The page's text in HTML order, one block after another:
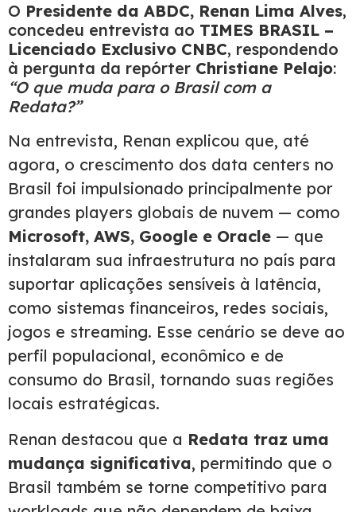
O Presidente da ABDC, Renan Lima Alves,
concedeu entrevista ao TIMES BRASIL –
Licenciado Exclusivo CNBC, respondendo
à pergunta da repórter Christiane Pelajo:
“O que muda para o Brasil com a
Redata?”
Na entrevista, Renan explicou que, até
agora, o crescimento dos data centers no
Brasil foi impulsionado principalmente por
grandes players globais de nuvem — como
Microsoft, AWS, Google e Oracle — que
instalaram sua infraestrutura no país para
suportar aplicações sensíveis à latência,
como sistemas financeiros, redes sociais,
jogos e streaming. Esse cenário se deve ao
perfil populacional, econômico e de
consumo do Brasil, tornando suas regiões
locais estratégicas.
Renan destacou que a Redata traz uma
mudança significativa, permitindo que o
Brasil também se torne competitivo para